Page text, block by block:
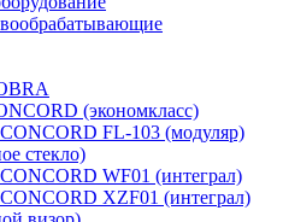
(экономкласс)
FL-103 (модуляр)
стекло)
WF01 (интеграл)
XZF01 (интеграл)